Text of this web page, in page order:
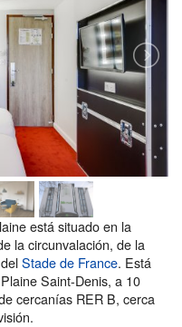
está situado en la
la circunvalación, de la
Stade de France. Está
Saint-Denis, a 10
cercanías RER B, cerca